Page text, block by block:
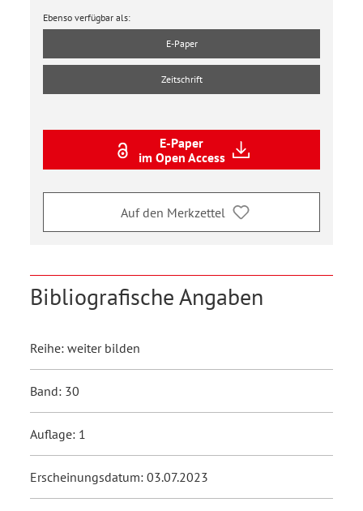
Ebenso verfügbar als:
E-Paper
Zeitschrift
E-Paper
im Open Access
Auf den Merkzettel
Bibliografische Angaben
Reihe: weiter bilden
Band: 30
Auflage: 1
Erscheinungsdatum: 03.07.2023